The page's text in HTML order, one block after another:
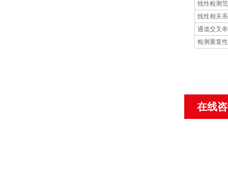
线性检测
线性相关
通道交叉
检测重复性
在线